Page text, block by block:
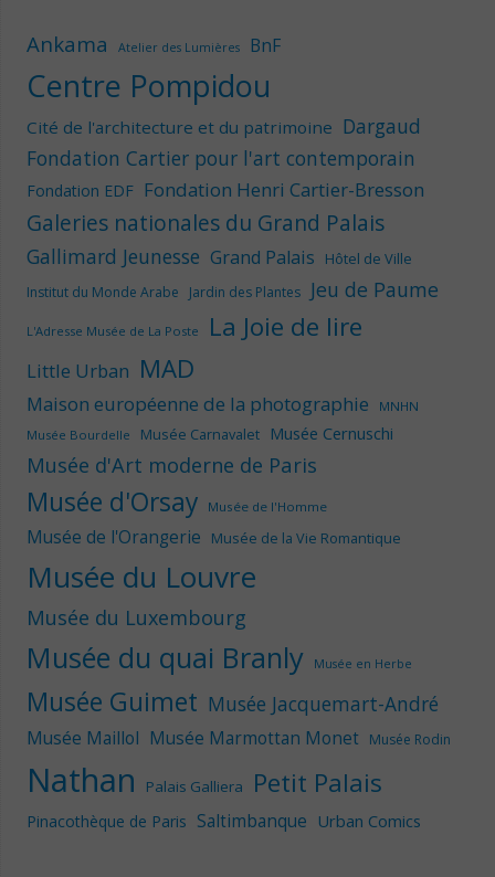
Ankama Atelier des Lumières BnF
Centre Pompidou
Cité de l'architecture et du patrimoine Dargaud
Fondation Cartier pour l'art contemporain
Fondation EDF Fondation Henri Cartier-Bresson
Galeries nationales du Grand Palais
Gallimard Jeunesse Grand Palais Hôtel de Ville
Institut du Monde Arabe Jardin des Plantes Jeu de Paume
L'Adresse Musée de La Poste La Joie de lire
Little Urban MAD
Maison européenne de la photographie
MNHN
Musée Bourdelle
Musée Carnavalet Musée Cernuschi
Musée d'Art moderne de Paris
Musée d'Orsay Musée de l'Homme
Musée de l'Orangerie Musée de la Vie Romantique
Musée du Louvre
Musée du Luxembourg
Musée du quai Branly Musée en Herbe
Musée Guimet Musée Jacquemart-André
Musée Maillol Musée Marmottan Monet Musée Rodin
Nathan Palais Galliera Petit Palais
Pinacothèque de Paris Saltimbanque Urban Comics